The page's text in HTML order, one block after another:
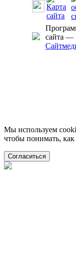
сайта —
Мы используем
чтобы понимать, как
Согласиться